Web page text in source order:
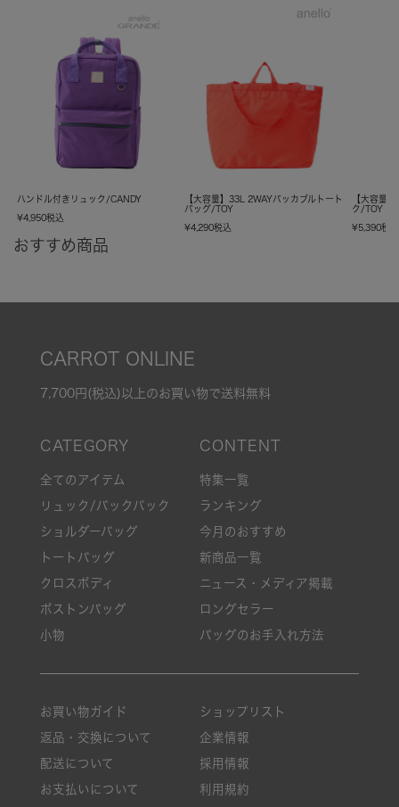
ハンドル付きリュック/CANDY
¥4,950税込
【大容量】33L 2WAYパッカブルトート
バッグ/TOY
¥4,290税込
【大容量
ク/TOY
¥5,390税込
おすすめ商品
CARROT ONLINE
7,700円(税込)以上のお買い物で送料無料
全てのアイテム
リュック/バックパック
ショルダーバッグ
トートバッグ
クロスボディ
ボストンバッグ
小物
特集一覧
ランキング
今月のおすすめ
新商品一覧
ニュース・メディア掲載
ロングセラー
バッグのお手入れ方法
お買い物ガイド
返品・交換について
配送について
お支払いについて
ショップリスト
企業情報
採用情報
利用規約